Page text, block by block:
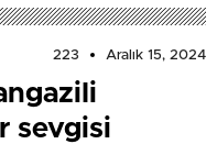
223 Aralık 15, 2024
sevgisi